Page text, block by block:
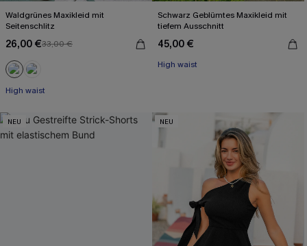
Waldgrünes Maxikleid mit
Seitenschlitz
26,00 €33,00 €
High waist
Schwarz Geblümtes Maxikleid mit
tiefem Ausschnitt
45,00 €
High waist
NEU NEU